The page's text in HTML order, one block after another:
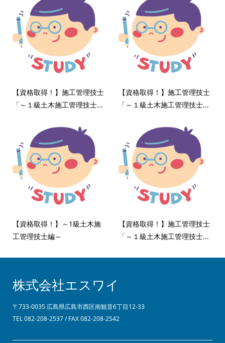
【資格取得！】施工管理技士
「～１級土木施工管理技士...
【資格取得！】施工管理技士
「～１級土木施工管理技士...
【資格取得！】～1級土木施
工管理技士編～
【資格取得！】施工管理技士
「～１級土木施工管理技士...
株式会社エスワイ
〒733-0035 広島県広島市西区南観音6丁目12-33
TEL 082-208-2537 / FAX 082-208-2542